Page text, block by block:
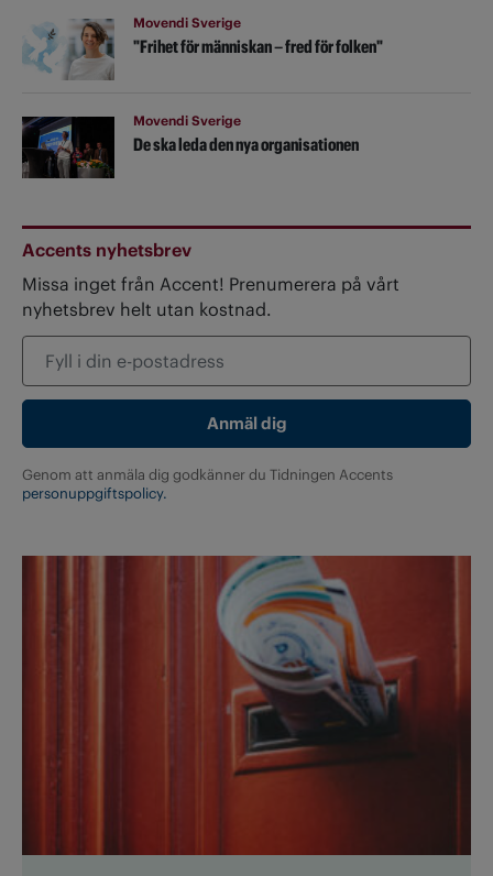
Movendi Sverige
"Frihet för människan – fred för folken"
Movendi Sverige
De ska leda den nya organisationen
Accents nyhetsbrev
Missa inget från Accent! Prenumerera på vårt
nyhetsbrev helt utan kostnad.
Genom att anmäla dig godkänner du Tidningen Accents
personuppgiftspolicy.